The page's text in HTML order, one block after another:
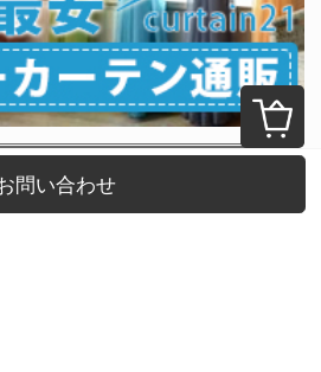
問い合わせ
水 木 金 土